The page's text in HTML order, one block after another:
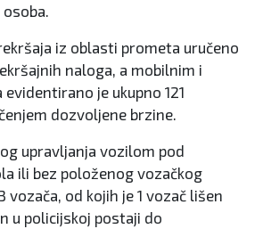
iz oblasti prometa uručeno
naloga, a mobilnim i
je ukupno 121
dozvoljene brzine.
upravljanja vozilom pod
ili bez položenog vozačkog
vozača, od kojih je 1 vozač lišen
u policijskoj postaji do